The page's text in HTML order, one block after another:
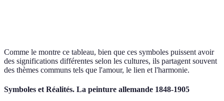
Comme le montre ce tableau, bien que ces symboles puissent avoir
des significations différentes selon les cultures, ils partagent souvent
des thèmes communs tels que l'amour, le lien et l'harmonie.
Symboles et Réalités. La peinture allemande 1848-1905